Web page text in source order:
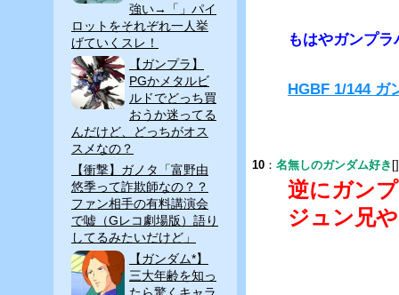
もはやガンプ
HGBF 1/144 ガ
10 ： 名無しのガンダム好き
逆にガン
ジュン兄
強い→「」パイ
ロットをそれぞれ一人挙
げていくスレ！
【ガンプラ】
PGかメタルビ
ルドでどっち買
おうか迷ってる
んだけど、どっちがオス
スメなの？
【衝撃】ガノタ「富野由
悠季って詐欺師なの？？
ファン相手の有料講演会
で嘘（Gレコ劇場版）語り
してるみたいだけど」
【ガンダム*】
三大年齢を知っ